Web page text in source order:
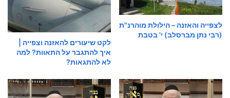
לצפייה והאזנה – הילולת מוהרנ"ת
(רבי נתן מברסלב) י' בטבת
לקט שיעורים להאזנה וצפייה |
איך להתגבר על התאוות? למה
לא להתגאות?